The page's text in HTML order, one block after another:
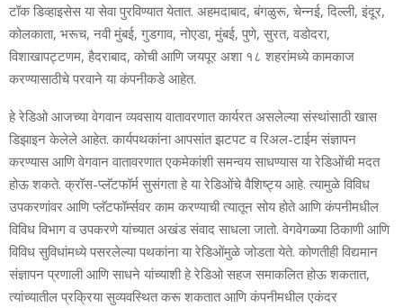
टॉक डिव्हाइसेस या सेवा पुरविण्यात येतात. अहमदाबाद, बंगळुरू, चेन्नई, दिल्ली, इंदूर,
कोलकाता, भरूच, नवी मुंबई, गुडगाव, नोएडा, मुंबई, पुणे, सुरत, वडोदरा,
विशाखापट्टणम, हैदराबाद, कोची आणि जयपूर अशा १८ शहरांमध्ये कामकाज
करण्यासाठीचे परवाने या कंपनीकडे आहेत.
हे रेडिओ आजच्या वेगवान व्यवसाय वातावरणात कार्यरत असलेल्या संस्थांसाठी खास
डिझाइन केलेले आहेत. कार्यपथकांना आपसांत झटपट व रिअल-टाईम संज्ञापन
करण्यास आणि वेगवान वातावरणात एकमेकांशी समन्वय साधण्यास या रेडिओंची मदत
होऊ शकते. क्रॉस-प्लॅटफॉर्म सुसंगता हे या रेडिओंचे वैशिष्ट्य आहे. त्यामुळे विविध
उपकरणांवर आणि प्लॅटफॉर्म्सवर काम करण्याची त्यातून सोय होते आणि कंपनीमधील
विविध विभाग व उपकरणे यांच्यात अखंड संवाद साधला जातो. वेगवेगळ्या ठिकाणी आणि
विविध सुविधांमध्ये पसरलेल्या पथकांना या रेडिओंमुळे जोडता येते. कोणतीही विद्यमान
संज्ञापन प्रणाली आणि साधने यांच्याशी हे रेडिओ सहज समाकलित होऊ शकतात,
त्यांच्यातील प्रक्रिया सुव्यवस्थित करू शकतात आणि कंपनीमधील एकंदर